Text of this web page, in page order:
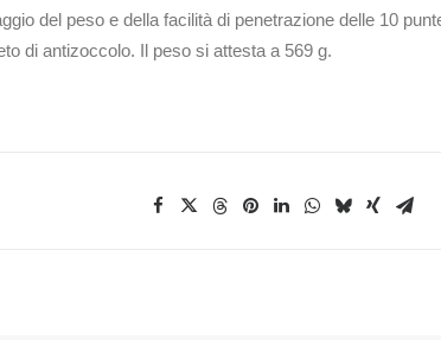
del peso e della facilità di penetrazione delle 10
di antizoccolo. Il peso si attesta a 569 g.